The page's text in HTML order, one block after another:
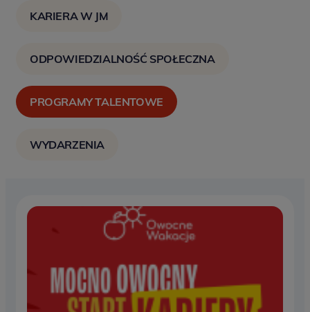
KARIERA W JM
ODPOWIEDZIALNOŚĆ SPOŁECZNA
PROGRAMY TALENTOWE
WYDARZENIA